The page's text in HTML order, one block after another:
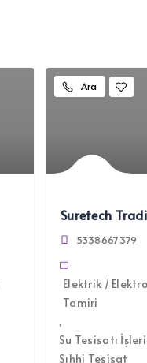
Ara
Suretech
5338667379
Elektrik /
Tamiri
Su Tesisatı
Sıhhi Tesisat